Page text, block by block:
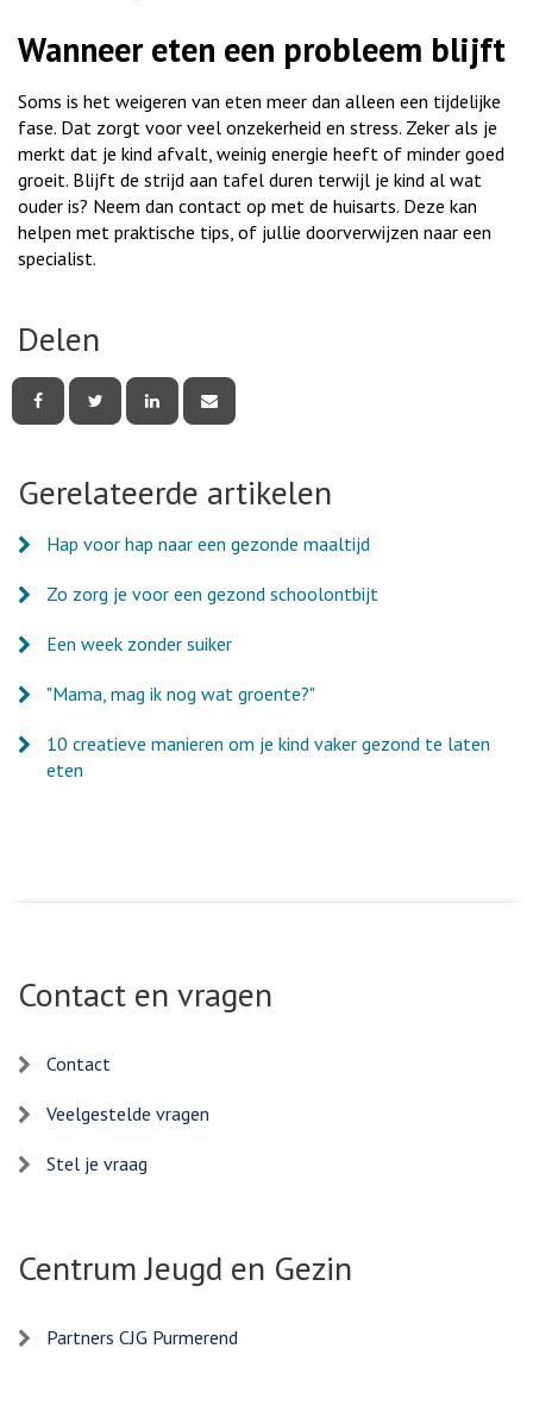
Wanneer eten een probleem blijft
Soms is het weigeren van eten meer dan alleen een tijdelijke
fase. Dat zorgt voor veel onzekerheid en stress. Zeker als je
merkt dat je kind afvalt, weinig energie heeft of minder goed
groeit. Blijft de strijd aan tafel duren terwijl je kind al wat
ouder is? Neem dan contact op met de huisarts. Deze kan
helpen met praktische tips, of jullie doorverwijzen naar een
specialist.
Delen
deze deze deze deze
mail
Gerelateerde artikelen
Hap voor hap naar een gezonde maaltijd
Zo zorg je voor een gezond schoolontbijt
Een week zonder suiker
"Mama, mag ik nog wat groente?"
10 creatieve manieren om je kind vaker gezond te laten
eten
Contact en vragen
Contact
Veelgestelde vragen
Stel je vraag
Centrum Jeugd en Gezin
Partners CJG Purmerend